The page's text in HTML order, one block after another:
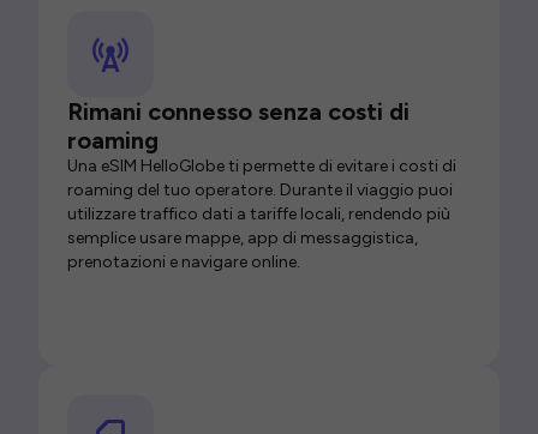
Rimani connesso senza costi di
roaming
Una eSIM HelloGlobe ti permette di evitare i costi di
roaming del tuo operatore. Durante il viaggio puoi
utilizzare traffico dati a tariffe locali, rendendo più
semplice usare mappe, app di messaggistica,
prenotazioni e navigare online.